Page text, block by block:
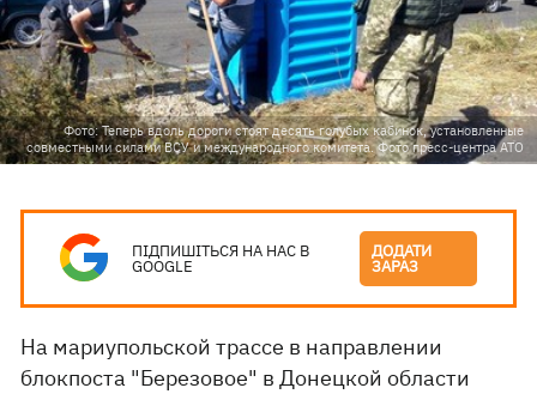
Фото: Теперь вдоль дороги стоят десять голубых кабинок, установленные
совместными силами ВСУ и международного комитета. Фото пресс-центра АТО
ПІДПИШІТЬСЯ НА НАС В
GOOGLE
ДОДАТИ
ЗАРАЗ
На мариупольской трассе в направлении
блокпоста "Березовое" в Донецкой области